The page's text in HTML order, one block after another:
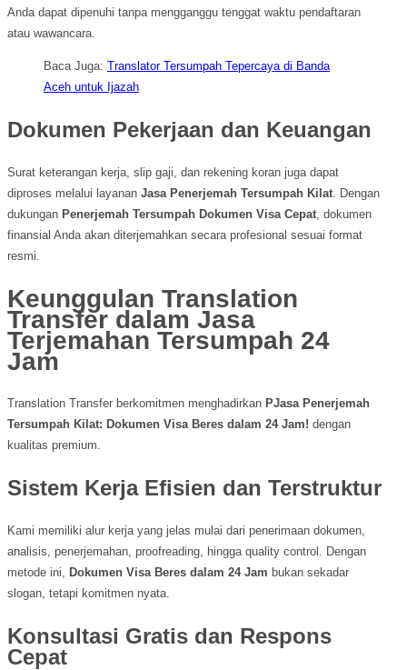
Anda dapat dipenuhi tanpa mengganggu tenggat waktu pendaftaran
atau wawancara.
Baca Juga: Translator Tersumpah Tepercaya di Banda
Aceh untuk Ijazah
Dokumen Pekerjaan dan Keuangan
Surat keterangan kerja, slip gaji, dan rekening koran juga dapat
diproses melalui layanan Jasa Penerjemah Tersumpah Kilat. Dengan
dukungan Penerjemah Tersumpah Dokumen Visa Cepat, dokumen
finansial Anda akan diterjemahkan secara profesional sesuai format
resmi.
Keunggulan Translation
Transfer dalam Jasa
Terjemahan Tersumpah 24
Jam
Translation Transfer berkomitmen menghadirkan PJasa Penerjemah
Tersumpah Kilat: Dokumen Visa Beres dalam 24 Jam! dengan
kualitas premium.
Sistem Kerja Efisien dan Terstruktur
Kami memiliki alur kerja yang jelas mulai dari penerimaan dokumen,
analisis, penerjemahan, proofreading, hingga quality control. Dengan
metode ini,
Dokumen Visa Beres dalam 24 Jam bukan sekadar
slogan, tetapi komitmen nyata.
Konsultasi Gratis dan Respons
Cepat